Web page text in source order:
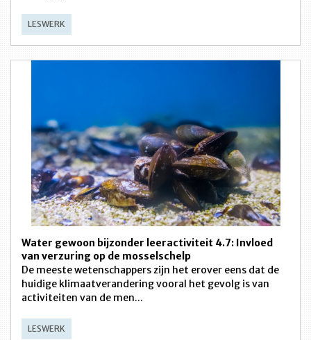
LESWERK
Water gewoon bijzonder leeractiviteit 4.7: Invloed
van verzuring op de mosselschelp
De meeste wetenschappers zijn het erover eens dat de
huidige klimaatverandering vooral het gevolg is van
activiteiten van de men...
LESWERK